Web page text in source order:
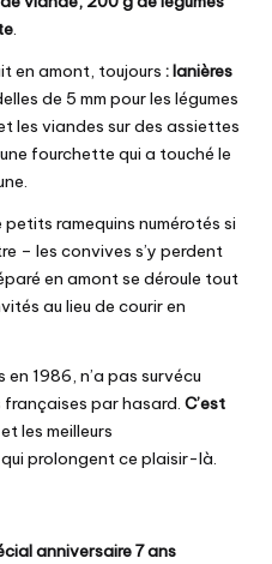
.
en amont, toujours : lanières
de 5 mm pour les légumes
les viandes sur des assiettes
fourchette qui a touché le
petits ramequins numérotés si
– les convives s’y perdent
en amont se déroule tout
au lieu de courir en
1986, n’a pas survécu
françaises par hasard. C’est
les meilleurs
prolongent ce plaisir-là.
anniversaire 7 ans